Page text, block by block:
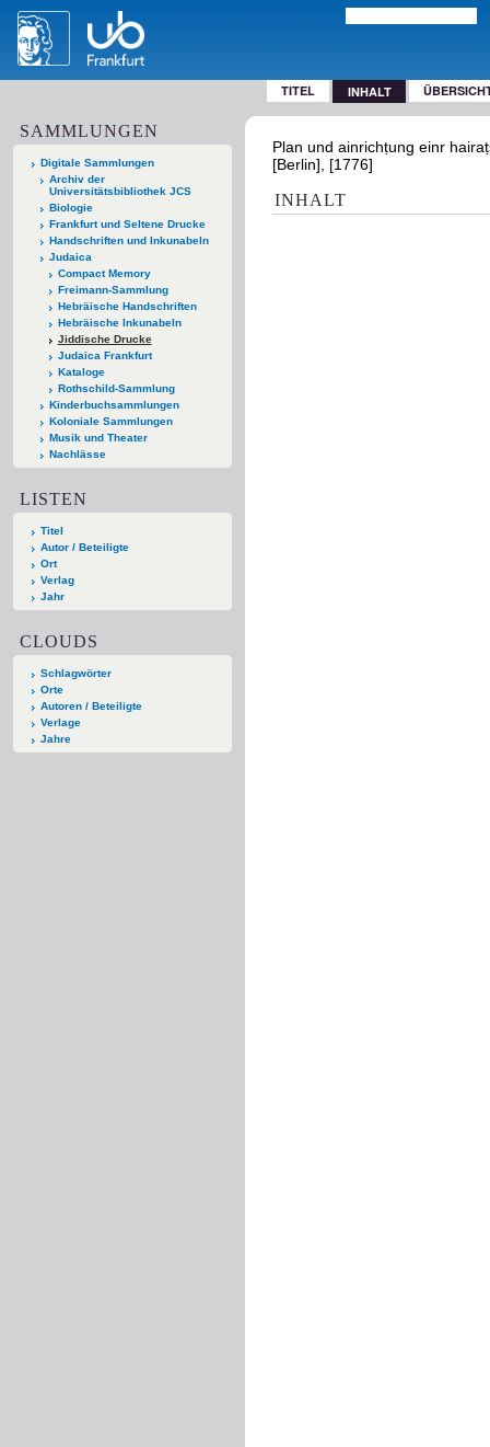
TITEL INHALT
SAMMLUNGEN
Digitale Sammlungen
Archiv der
Universitätsbibliothek JCS
Biologie
Frankfurt und Seltene Drucke
Handschriften und Inkunabeln
Judaica
Compact Memory
Freimann-Sammlung
Hebräische Handschriften
Hebräische Inkunabeln
Jiddische Drucke
Judaica Frankfurt
Kataloge
Rothschild-Sammlung
Kinderbuchsammlungen
Koloniale Sammlungen
Musik und Theater
Nachlässe
LISTEN
Titel
Autor / Beteiligte
Ort
Verlag
Jahr
CLOUDS
Schlagwörter
Orte
Autoren / Beteiligte
Verlage
Jahre
Plan und ainrichṭung einr
[Berlin], [1776]
INHALT